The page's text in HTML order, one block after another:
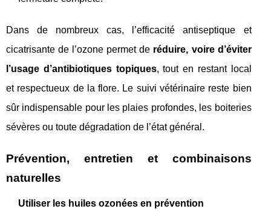
Dans de nombreux cas, l’efficacité antiseptique et
cicatrisante de l’ozone permet de réduire, voire d’éviter
l’usage d’antibiotiques topiques, tout en restant local
et respectueux de la flore. Le suivi vétérinaire reste bien
sûr indispensable pour les plaies profondes, les boiteries
sévères ou toute dégradation de l’état général.
Prévention, entretien et combinaisons
naturelles
Utiliser les huiles ozonées en prévention